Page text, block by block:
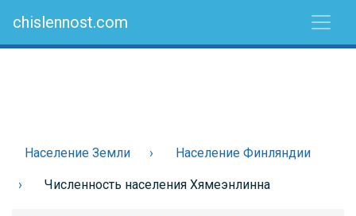
chislennost.com
Население Земли Население Финляндии
Численность населения Хямеэнлинна